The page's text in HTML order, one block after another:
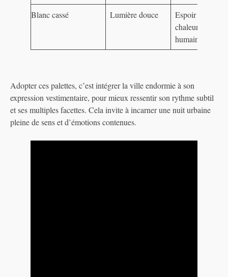
Blanc cassé
Lumière douce
Espoir et
chaleur
humaine
Adopter ces palettes, c’est intégrer la ville endormie à son
expression vestimentaire, pour mieux ressentir son rythme subtil
et ses multiples facettes. Cela invite à incarner une nuit urbaine
pleine de sens et d’émotions contenues.